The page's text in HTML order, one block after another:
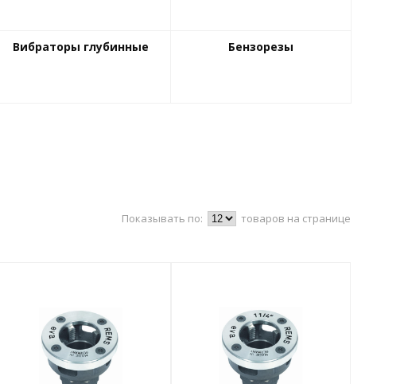
Вибраторы глубинные Бензорезы
Показывать по: товаров на странице